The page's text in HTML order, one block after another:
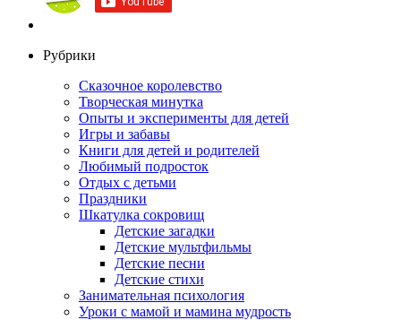
Рубрики
Сказочное королевство
Творческая минутка
Опыты и эксперименты для детей
Игры и забавы
Книги для детей и родителей
Любимый подросток
Отдых с детьми
Праздники
Шкатулка сокровищ
Детские загадки
Детские мультфильмы
Детские песни
Детские стихи
Занимательная психология
Уроки с мамой и мамина мудрость